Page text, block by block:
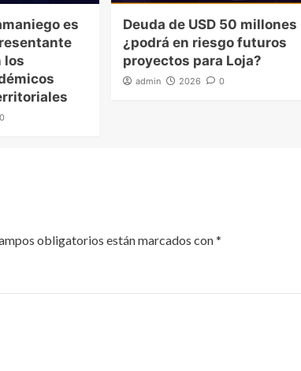
es
los
0
Deuda de USD 50 millones
¿podrá en riesgo futuros
proyectos para Loja?
admin 2026 0
obligatorios están marcados con*